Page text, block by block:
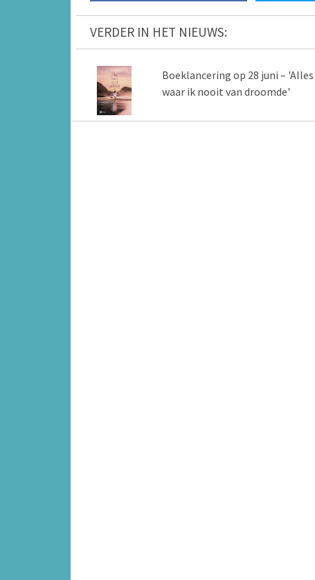
VERDER IN HET NIEUWS:
Boeklancering op 28 juni – 'Alles
waar ik nooit van droomde'